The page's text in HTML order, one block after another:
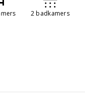
2 badkamers